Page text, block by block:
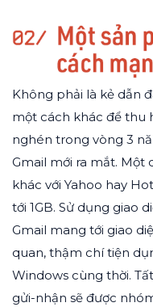
Không phải là kẻ dẫn
một cách khác để thu
nghén trong vòng 3
Gmail mới ra mắt. Một
khác với Yahoo hay
tới 1GB. Sử dụng giao
Gmail mang tới giao
quan, thậm chí tiện
Windows cùng thời.
gửi-nhận sẽ được